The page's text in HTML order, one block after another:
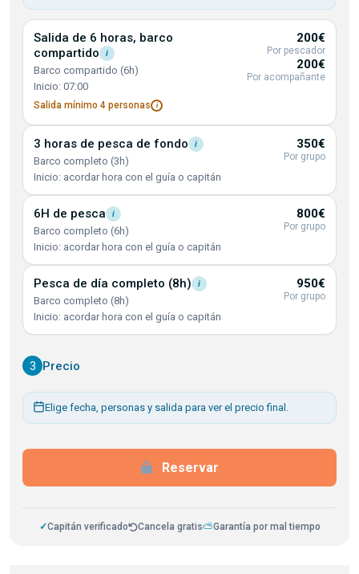
Salida de 6 horas, barco
compartido
i
Barco compartido (6h)
Inicio: 07:00
Salida mínimo 4 personas i
200€
Por pescador
200€
Por acompañante
3 horas de pesca de fondo i
Barco completo (3h)
Inicio: acordar hora con el guía o capitán
350€
Por grupo
6H de pesca i
Barco completo (6h)
Inicio: acordar hora con el guía o capitán
800€
Por grupo
Pesca de día completo (8h) i
Barco completo (8h)
Inicio: acordar hora con el guía o capitán
950€
Por grupo
3 Precio
Elige fecha, personas y salida para ver el precio final.
Reservar
✓Capitán verificado Cancela gratis⛅Garantía por mal tiempo